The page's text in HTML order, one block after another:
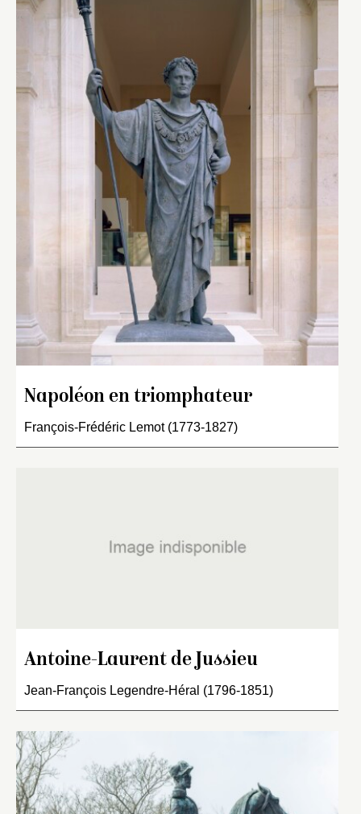
Napoléon en triomphateur
François-Frédéric Lemot (1773-1827)
Antoine-Laurent de Jussieu
Jean-François Legendre-Héral (1796-1851)